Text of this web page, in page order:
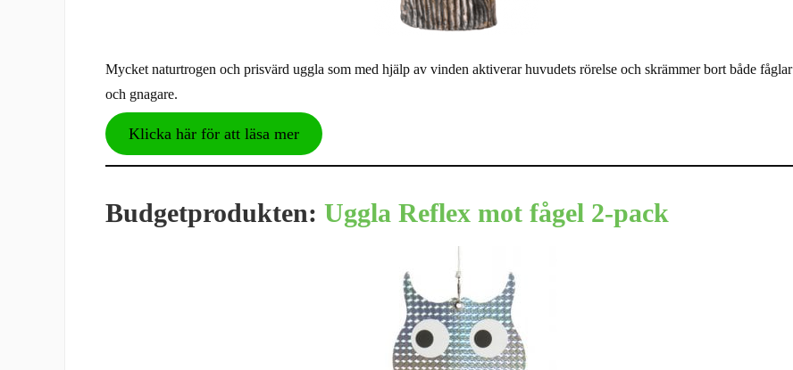
Mycket naturtrogen och prisvärd uggla som med hjälp av vinden aktiverar huvudets rörelse och skrämmer bort både fåglar
och gnagare.
Klicka här för att läsa mer
Budgetprodukten: Uggla Reflex mot fågel 2-pack